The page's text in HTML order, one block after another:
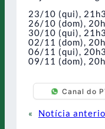
23/10 (qui),
26/10 (dom),
30/10 (qui),
02/11 (dom),
06/11 (qui),
09/11 (dom),
Canal do
«
Notícia